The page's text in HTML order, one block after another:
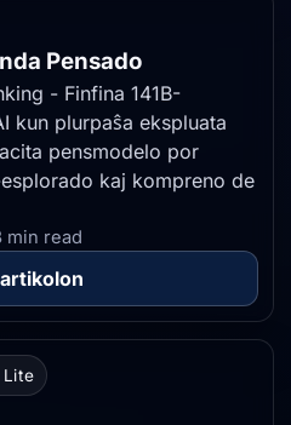
Pensado
- Finfina 141B-
kun plurpaŝa ekspluata
pensmodelo por
kaj kompreno de
min read
Lite